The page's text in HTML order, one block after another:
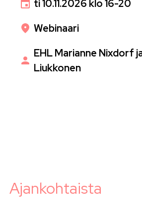
ti 10.11.2026 klo 16-20
Webinaari
EHL Marianne Nixdorf
Liukkonen
Ajankohtaista